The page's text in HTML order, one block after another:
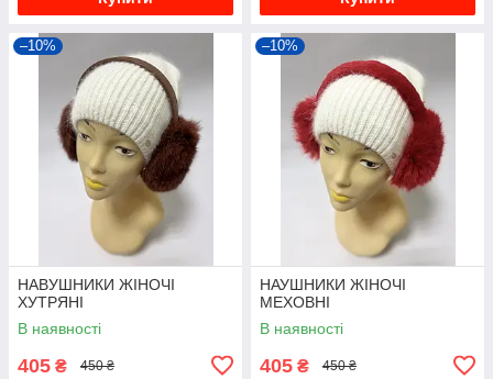
–10%
НАВУШНИКИ ЖІНОЧІ
ХУТРЯНІ
В наявності
405 ₴ 450 ₴
–10%
НАУШНИКИ ЖІНОЧІ
МЕХОВНІ
В наявності
405 ₴ 450 ₴